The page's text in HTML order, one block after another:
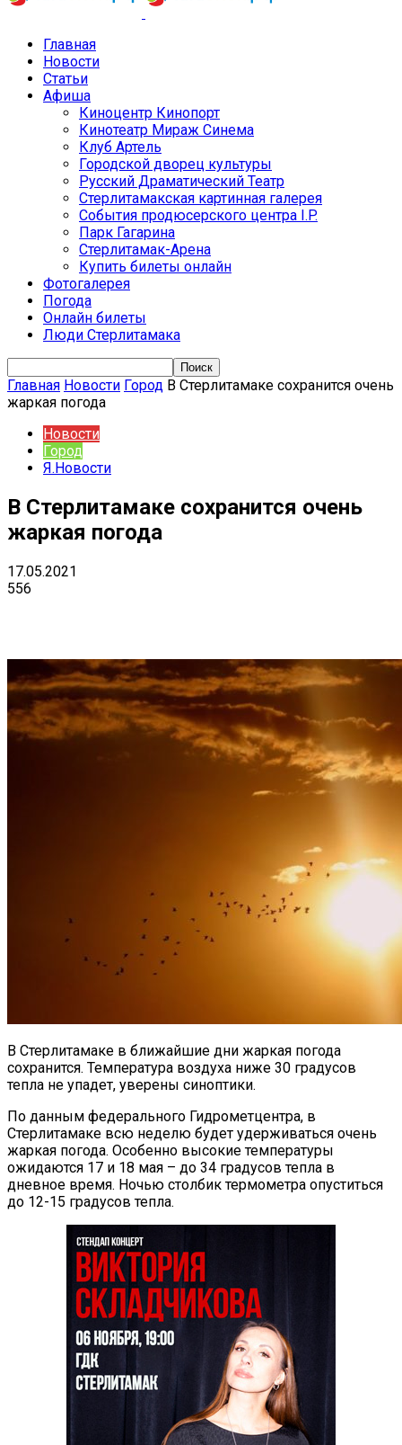
Главная
Новости
Статьи
Афиша
Киноцентр Кинопорт
Кинотеатр Мираж Синема
Клуб Артель
Городской дворец культуры
Русский Драматический Театр
Стерлитамакская картинная галерея
События продюсерского центра I.P.
Парк Гагарина
Стерлитамак-Арена
Купить билеты онлайн
Фотогалерея
Погода
Онлайн билеты
Люди Стерлитамака
Главная Новости Город В Стерлитамаке сохранится очень
жаркая погода
Новости
Город
Я.Новости
В Стерлитамаке сохранится очень
жаркая погода
17.05.2021
556
В Стерлитамаке в ближайшие дни жаркая погода
сохранится. Температура воздуха ниже 30 градусов
тепла не упадет, уверены синоптики.
По данным федерального Гидрометцентра, в
Стерлитамаке всю неделю будет удерживаться очень
жаркая погода. Особенно высокие температуры
ожидаются 17 и 18 мая – до 34 градусов тепла в
дневное время. Ночью столбик термометра опуститься
до 12-15 градусов тепла.